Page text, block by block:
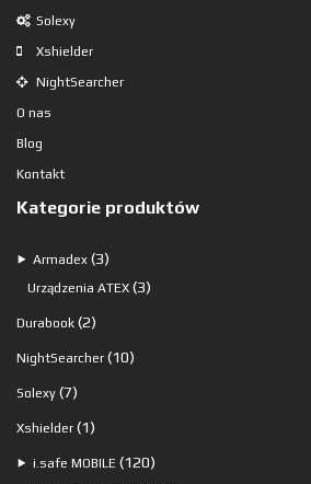
Solexy
Xshielder
NightSearcher
O nas
Blog
Kontakt
Kategorie produktów
⯈ Armadex 33
produkty
Urządzenia ATEX 33
Durabook 22
produkty
NightSearcher 1010
Solexy 77
produktów
Xshielder 11
produkt
⯈ i.safe MOBILE 120120